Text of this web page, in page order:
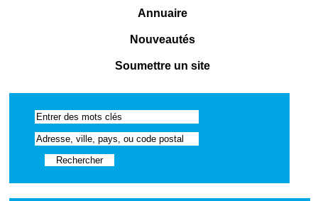
Annuaire
Nouveautés
Soumettre un site